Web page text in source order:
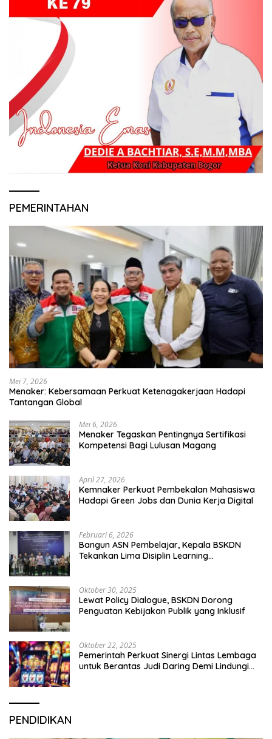
PEMERINTAHAN
Mei 7, 2026
Menaker: Kebersamaan Perkuat Ketenagakerjaan Hadapi
Tantangan Global
Mei 6, 2026
Menaker Tegaskan Pentingnya Sertifikasi
Kompetensi Bagi Lulusan Magang
April 27, 2026
Kemnaker Perkuat Pembekalan Mahasiswa
Hadapi Green Jobs dan Dunia Kerja Digital
Februari 6, 2026
Bangun ASN Pembelajar, Kepala BSKDN
Tekankan Lima Disiplin Learning
Oktober 30, 2025
Lewat Policy Dialogue, BSKDN Dorong
Penguatan Kebijakan Publik yang Inklusif
Oktober 22, 2025
Pemerintah Perkuat Sinergi Lintas Lembaga
untuk Berantas Judi Daring Demi Lindungi
PENDIDIKAN